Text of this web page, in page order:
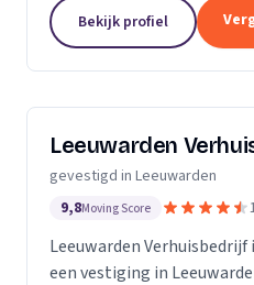
vaste prijs.
Bekijk profiel
Leeuwarden
gevestigd in Leeuwarden
9,8Moving Score
Leeuwarden
een vestiging in